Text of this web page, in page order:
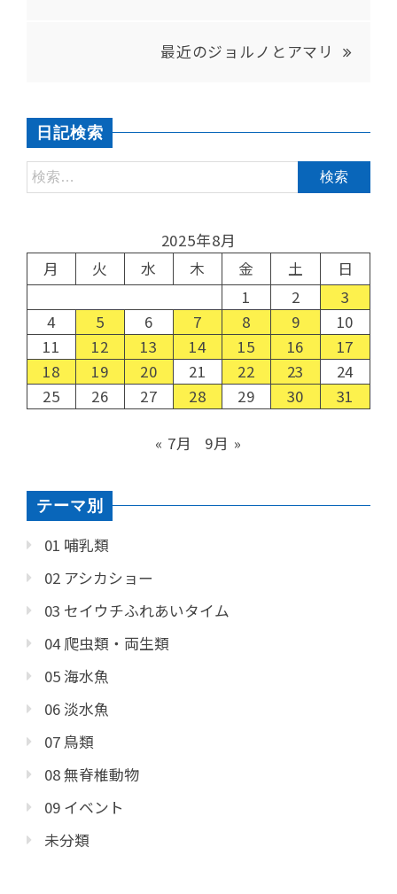
最近のジョルノとアマリ
日記検索
2025年8月
月
火 水 木 金 土
日
1
2
3
4
5 6 7 8 9
10
11
12 13 14 15 16
17
18
19 20 21 22 23
24
25
26 27 28 29 30 31
« 7月 9月 »
テーマ別
01 哺乳類
02 アシカショー
03 セイウチふれあいタイム
04 爬虫類・両生類
05 海水魚
06 淡水魚
07 鳥類
08 無脊椎動物
09 イベント
未分類